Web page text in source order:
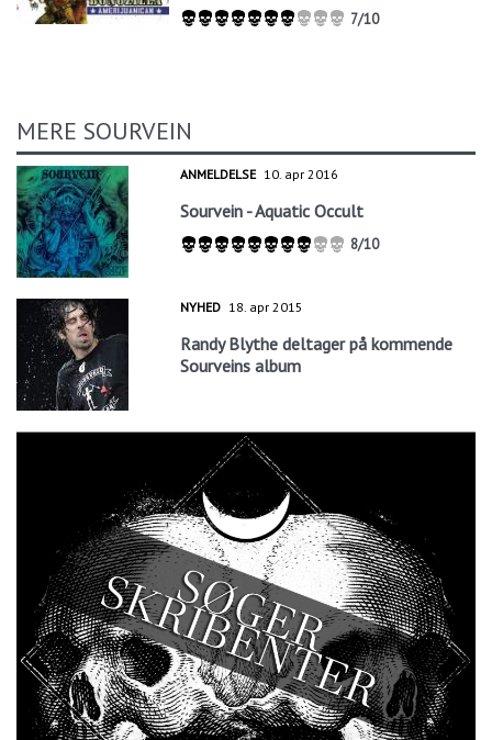
7/10
MERE SOURVEIN
ANMELDELSE 10. apr 2016
Sourvein - Aquatic Occult
8/10
NYHED 18. apr 2015
Randy Blythe deltager på kommende
Sourveins album